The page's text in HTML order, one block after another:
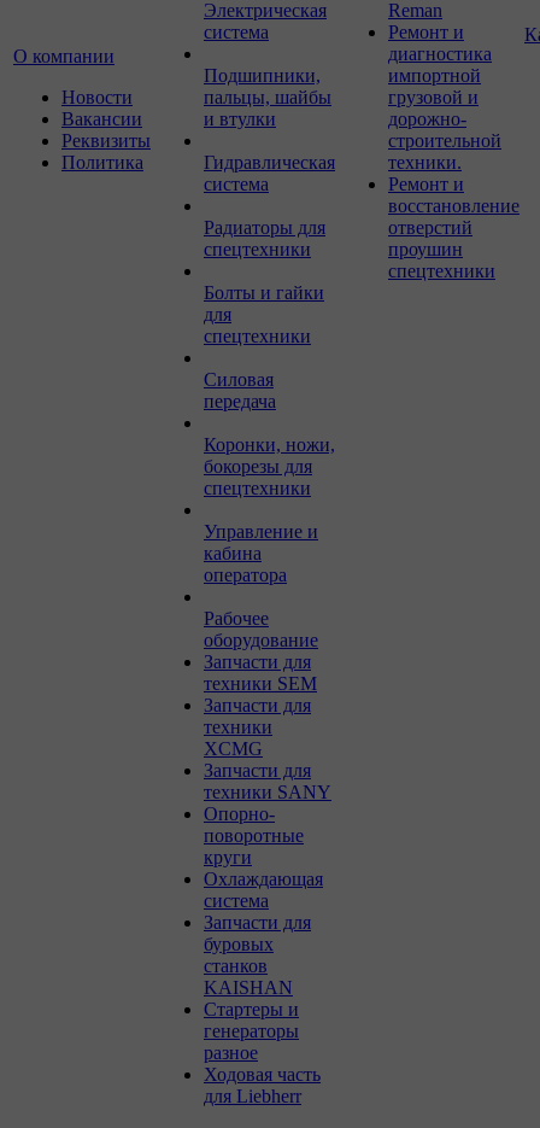
О компании
Новости
Вакансии
Реквизиты
Политика
Электрическая
система
Подшипники,
пальцы, шайбы
и втулки
Гидравлическая
система
Радиаторы для
спецтехники
Болты и гайки
для
спецтехники
Силовая
передача
Коронки, ножи,
бокорезы для
спецтехники
Управление и
кабина
оператора
Рабочее
оборудование
Запчасти для
техники SEM
Запчасти для
техники
XCMG
Запчасти для
техники SANY
Опорно-
поворотные
круги
Охлаждающая
система
Запчасти для
буровых
станков
KAISHAN
Стартеры и
генераторы
разное
Ходовая часть
для Liebherr
Reman
Ремонт и
диагностика
импортной
грузовой и
дорожно-
строительной
техники.
Ремонт и
восстановление
отверстий
проушин
спецтехники